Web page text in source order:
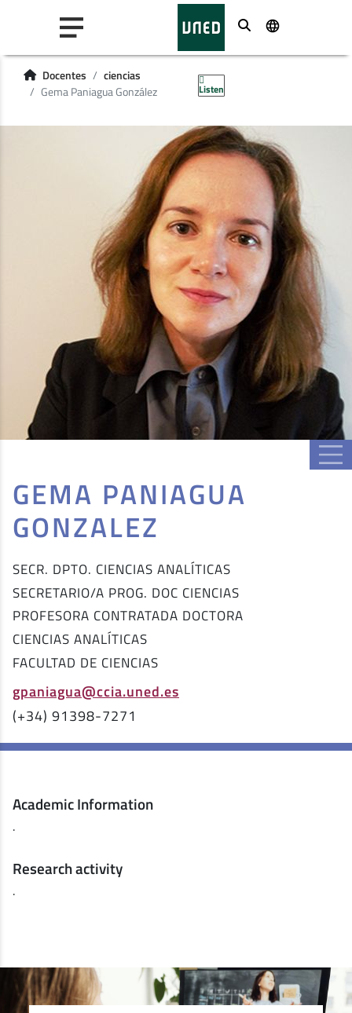
Buscar
Docentes
ciencias
Gema Paniagua González
Listen
GEMA PANIAGUA
GONZALEZ
SECR. DPTO. CIENCIAS ANALÍTICAS
SECRETARIO/A PROG. DOC CIENCIAS
PROFESORA CONTRATADA DOCTORA
CIENCIAS ANALÍTICAS
FACULTAD DE CIENCIAS
gpaniagua@ccia.uned.es
(+34) 91398-7271
Academic Information
.
Research activity
.